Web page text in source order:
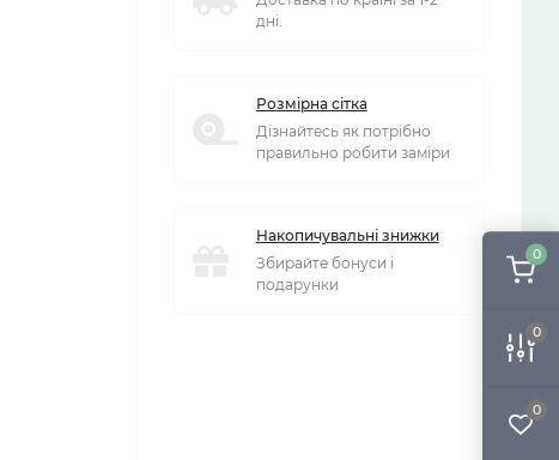
0
0
0
дні.
Розмірна сітка
Дізнайтесь як потрібно
правильно робити заміри
Накопичувальні знижки
Збирайте бонуси і
подарунки